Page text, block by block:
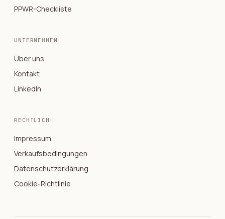
PPWR-Checkliste
UNTERNEHMEN
Über uns
Kontakt
LinkedIn
RECHTLICH
Impressum
Verkaufsbedingungen
Datenschutzerklärung
Cookie-Richtlinie